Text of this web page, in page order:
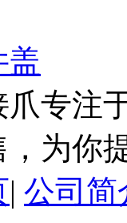
盖
爪专注
，为你
| 公司简